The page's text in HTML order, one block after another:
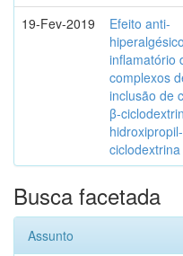
19-Fev-2019
Efeito anti-
inflamatório
complexos
inclusão de
β-
ciclodextrina
Busca facetada
Assunto